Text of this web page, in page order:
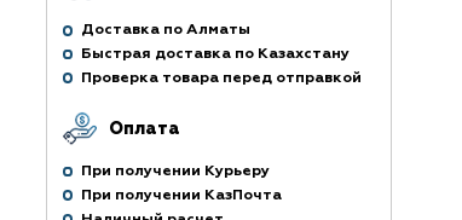
Доставка по Алматы
Быстрая доставка по Казахстану
Проверка товара перед отправкой
Оплата
При получении Курьеру
При получении КазПочта